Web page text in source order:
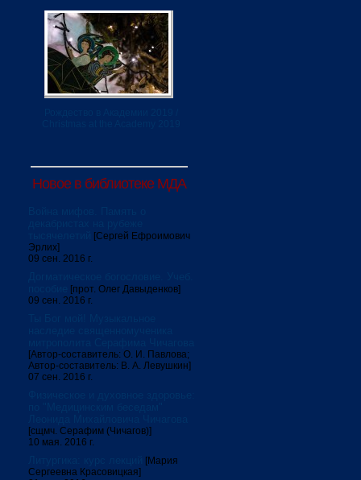
Новое в библиотеке МДА
[Сергей Ефроимович
Эрлих]
09 сен. 2016 г.
[прот. Олег Давыденков]
09 сен. 2016 г.
[Автор-составитель: О. И. Павлова;
Автор-составитель: В. А. Левушкин]
07 сен. 2016 г.
[сщмч. Серафим (Чичагов)]
10 мая. 2016 г.
[Мария
Сергеевна Красовицкая]